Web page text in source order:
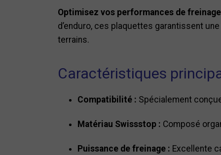
Optimisez vos performances de
d’enduro, ces plaquettes garantissent
terrains.
Caractéristiques
Compatibilité : Spécialement
Matériau Swissstop : Composé
Puissance de freinage : Excellente